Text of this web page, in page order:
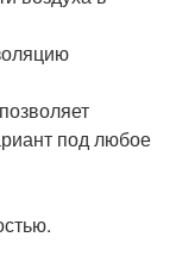
под любое